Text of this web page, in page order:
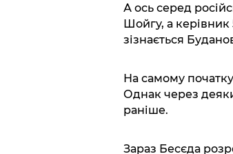
А ось серед
Шойгу, а керівник
зізнається
На самому
Однак через
раніше.
Зараз Бесєда